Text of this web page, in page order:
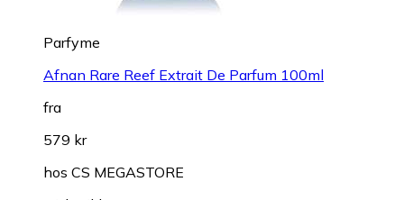
Parfyme
Afnan Rare Reef Extrait De Parfum 100ml
fra
579 kr
hos CS MEGASTORE